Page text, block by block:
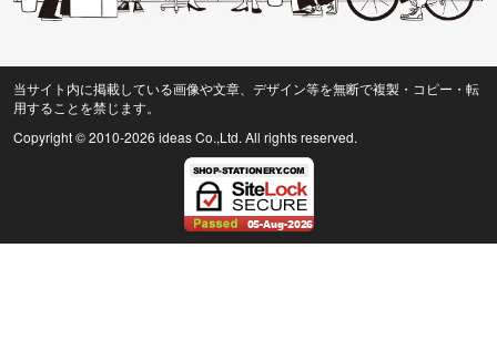
当サイト内に掲載している画像や文章、デザイン等を無断で複製・コピー・転
用することを禁じます。
Copyright © 2010-2026 ideas Co.,Ltd. All rights reserved.